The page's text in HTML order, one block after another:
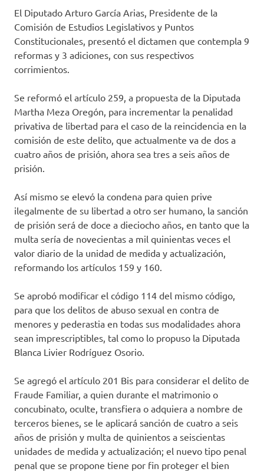
El Diputado Arturo García Arias, Presidente de la
Comisión de Estudios Legislativos y Puntos
Constitucionales, presentó el dictamen que contempla 9
reformas y 3 adiciones, con sus respectivos
corrimientos.
Se reformó el artículo 259, a propuesta de la Diputada
Martha Meza Oregón, para incrementar la penalidad
privativa de libertad para el caso de la reincidencia en la
comisión de este delito, que actualmente va de dos a
cuatro años de prisión, ahora sea tres a seis años de
prisión.
Así mismo se elevó la condena para quien prive
ilegalmente de su libertad a otro ser humano, la sanción
de prisión será de doce a dieciocho años, en tanto que la
multa sería de novecientas a mil quinientas veces el
valor diario de la unidad de medida y actualización,
reformando los artículos 159 y 160.
Se aprobó modificar el código 114 del mismo código,
para que los delitos de abuso sexual en contra de
menores y pederastia en todas sus modalidades ahora
sean imprescriptibles, tal como lo propuso la Diputada
Blanca Livier Rodríguez Osorio.
Se agregó el artículo 201 Bis para considerar el delito de
Fraude Familiar, a quien durante el matrimonio o
concubinato, oculte, transfiera o adquiera a nombre de
terceros bienes, se le aplicará sanción de cuatro a seis
años de prisión y multa de quinientos a seiscientas
unidades de medida y actualización; el nuevo tipo penal
penal que se propone tiene por fin proteger el bien